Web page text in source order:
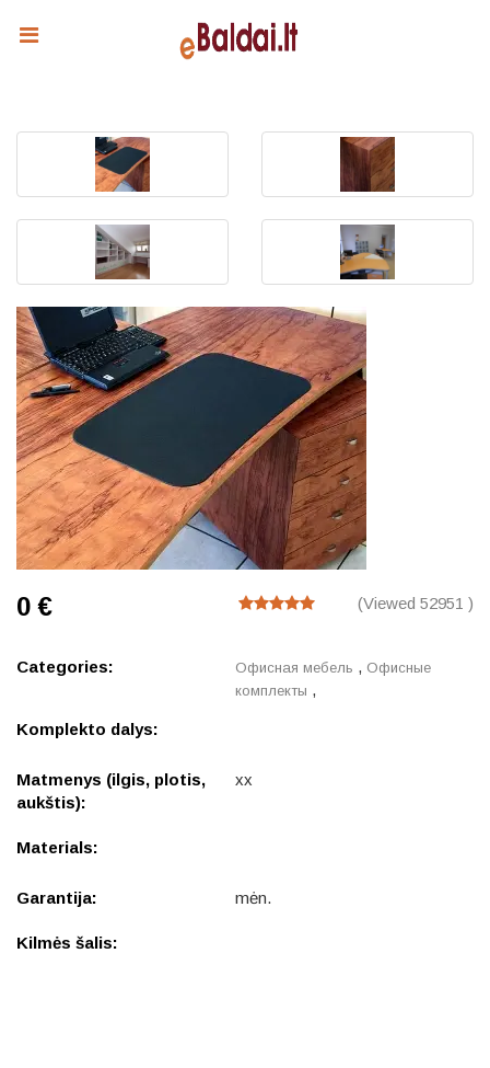
(Viewed 52951 )
0 €
Categories: Офисная мебель , Офисные
комплекты ,
Komplekto dalys:
Matmenys (ilgis, plotis,
aukštis):
xx
Materials:
Garantija: mėn.
Kilmės šalis: